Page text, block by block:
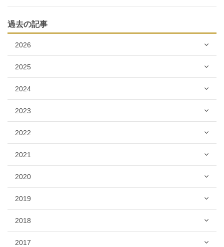
過去の記事
2026
2025
2024
2023
2022
2021
2020
2019
2018
2017